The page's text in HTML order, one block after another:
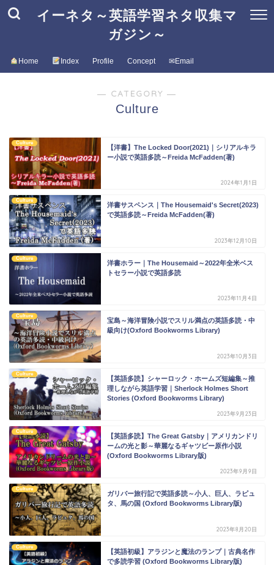
イーネタ～英語学習ネタ収集マ
ガジン～
Home Index Profile Concept ✉Email
― CATEGORY ―
Culture
Culture
【洋書】The Locked Door(2021)｜シリアルキラ
ー小説で英語多読～Freida McFadden(著)
2024年1月1日
Culture
洋書サスペンス｜The Housemaid's Secret(2023)
で英語多読～Freida McFadden(著)
2023年12月10日
Culture
洋書ホラー｜The Housemaid～2022年全米ベス
トセラー小説で英語多読
2023年11月4日
Culture
宝島～海洋冒険小説でスリル満点の英語多読・中
級向け(Oxford Bookworms Library)
2023年10月3日
Culture
【英語多読】シャーロック・ホームズ短編集～推
理しながら英語学習｜Sherlock Holmes Short
Stories (Oxford Bookworms Library)
2023年9月23日
Culture
【英語多読】The Great Gatsby｜アメリカンドリ
ームの光と影～華麗なるギャツビー原作小説
(Oxford Bookworms Library版)
2023年9月9日
Culture
ガリバー旅行記で英語多読～小人、巨人、ラピュ
タ、馬の国 (Oxford Bookworms Library版)
2023年8月20日
Culture
【英語初級】アラジンと魔法のランプ｜古典名作
で多読学習 (Oxford Bookworms Library版)